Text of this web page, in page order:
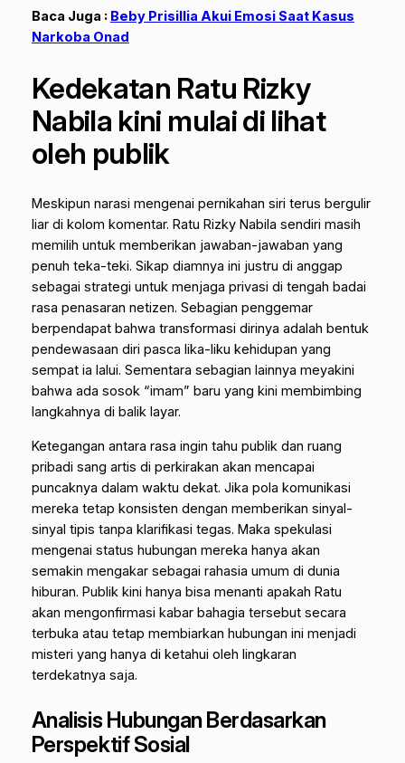
Baca Juga : Beby Prisillia Akui Emosi Saat Kasus
Narkoba Onad
Kedekatan Ratu Rizky
Nabila kini mulai di lihat
oleh publik
Meskipun narasi mengenai pernikahan siri terus bergulir
liar di kolom komentar. Ratu Rizky Nabila sendiri masih
memilih untuk memberikan jawaban-jawaban yang
penuh teka-teki. Sikap diamnya ini justru di anggap
sebagai strategi untuk menjaga privasi di tengah badai
rasa penasaran netizen. Sebagian penggemar
berpendapat bahwa transformasi dirinya adalah bentuk
pendewasaan diri pasca lika-liku kehidupan yang
sempat ia lalui. Sementara sebagian lainnya meyakini
bahwa ada sosok “imam” baru yang kini membimbing
langkahnya di balik layar.
Ketegangan antara rasa ingin tahu publik dan ruang
pribadi sang artis di perkirakan akan mencapai
puncaknya dalam waktu dekat. Jika pola komunikasi
mereka tetap konsisten dengan memberikan sinyal-
sinyal tipis tanpa klarifikasi tegas. Maka spekulasi
mengenai status hubungan mereka hanya akan
semakin mengakar sebagai rahasia umum di dunia
hiburan. Publik kini hanya bisa menanti apakah Ratu
akan mengonfirmasi kabar bahagia tersebut secara
terbuka atau tetap membiarkan hubungan ini menjadi
misteri yang hanya di ketahui oleh lingkaran
terdekatnya saja.
Analisis Hubungan Berdasarkan
Perspektif Sosial